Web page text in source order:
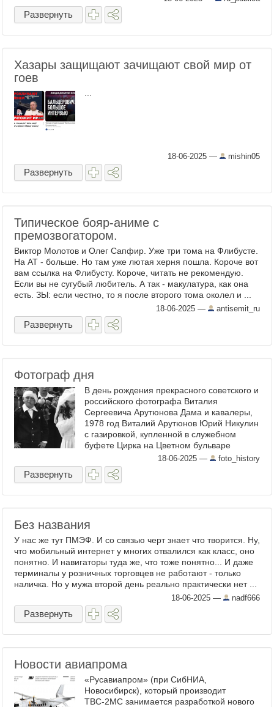
Развернуть
Хазары защищают зачищают свой мир от
гоев
18-06-2025 — mishin05
Развернуть
Типическое бояр-аниме с
премозвогатором.
Виктор Молотов и Олег Сапфир. Уже три тома на Флибусте.
На АТ - больше. Но там уже лютая херня пошла. Короче вот
вам ссылка на Флибусту. Короче, читать не рекомендую.
Если вы не сугубый любитель. А так - макулатура, как она
есть. ЗЫ: если честно, то я после второго тома околел и ...
18-06-2025 — antisemit_ru
Развернуть
Фотограф дня
В день рождения прекрасного советского и
российского фотографа Виталия
Сергеевича Арутюнова Дама и кавалеры,
1978 год Виталий Арутюнов Юрий Никулин
с газировкой, купленной в служебном
буфете Цирка на Цветном бульваре
Олимпийский огонь в Москве, 1980 год в
Москве ...
18-06-2025 — foto_history
Развернуть
Без названия
У нас же тут ПМЭФ. И со связью черт знает что творится. Ну,
что мобильный интернет у многих отвалился как класс, оно
понятно. И навигаторы туда же, что тоже понятно... И даже
терминалы у розничных торговцев не работают - только
наличка. Но у мужа второй день реально практически нет ...
18-06-2025 — nadf666
Развернуть
Новости авиапрома
«Русавиапром» (при СибНИА,
Новосибирск), который производит
ТВС-2МС занимается разработкой нового